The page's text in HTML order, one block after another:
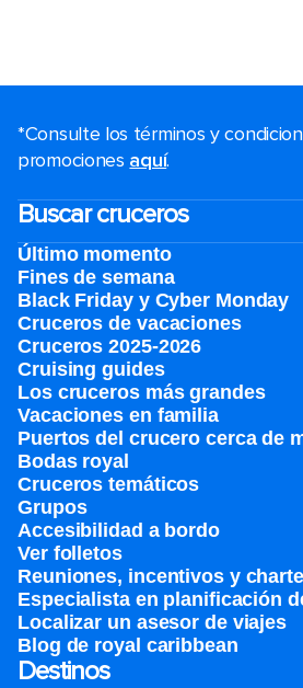
*Consulte los términos y
promociones aquí.
Buscar cruceros
Último momento
Fines de semana
Black Friday y Cyber Monday
Cruceros de vacaciones
Cruceros 2025-2026
Cruising guides
Los cruceros más grandes
Vacaciones en familia
Puertos del crucero cerca de
Bodas royal
Cruceros temáticos
Grupos
Accesibilidad a bordo
Ver folletos
Reuniones, incentivos y
Especialista en planificación
Localizar un asesor de viajes
Blog de royal caribbean
Destinos